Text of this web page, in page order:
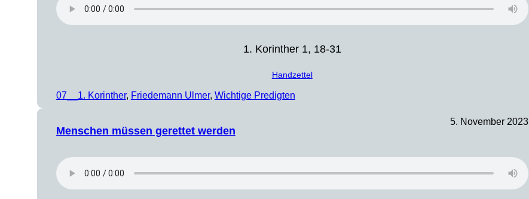
1. Korinther 1, 18-31
Handzettel
07__1. Korinther, Friedemann Ulmer, Wichtige Predigten
Menschen müssen gerettet werden
5. November 2023